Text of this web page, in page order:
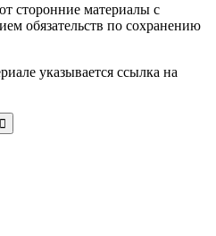
сторонние материалы с
обязательств по сохранению
указывается ссылка на